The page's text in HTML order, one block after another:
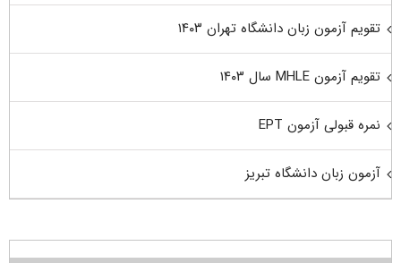
تقویم آزمون زبان دانشگاه تهران ۱۴۰۳
تقویم آزمون MHLE سال ۱۴۰۳
نمره قبولی آزمون EPT
آزمون زبان دانشگاه تبریز